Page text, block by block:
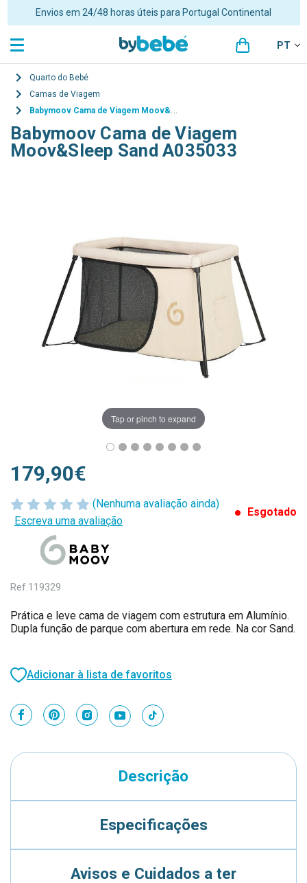
Envios em 24/48 horas úteis para Portugal Continental
PT
Quarto do Bebé
Camas de Viagem
Babymoov Cama de Viagem Moov&Sleep Sand A035033
Babymoov Cama de Viagem
Moov&Sleep Sand A035033
Tap or pinch to expand
(Nenhuma avaliação ainda)
Escreva uma avaliação
Esgotado
179,90€
Ref.119329
Prática e leve cama de viagem com estrutura em Alumínio.
Dupla função de parque com abertura em rede. Na cor Sand.
Adicionar à lista de favoritos
Descrição
Especificações
Avisos e Cuidados a ter